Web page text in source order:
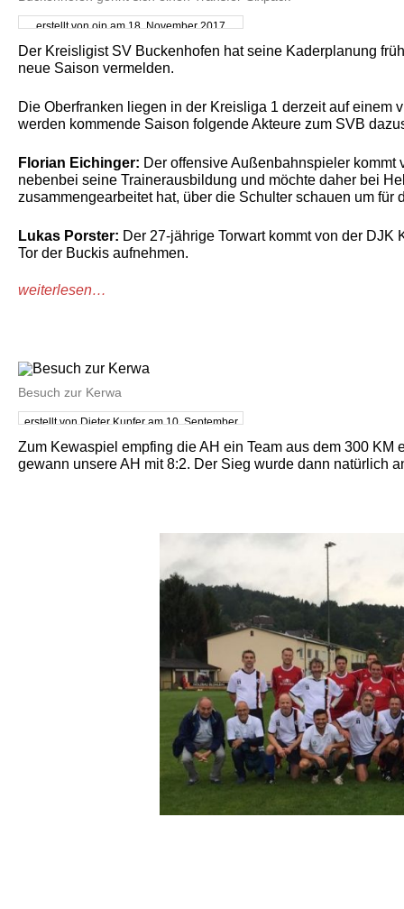
erstellt von oip am 18. November 2017
Der Kreisligist SV Buckenhofen hat seine Kaderplanung
neue Saison vermelden.
Die Oberfranken liegen in der Kreisliga 1 derzeit auf
werden kommende Saison folgende Akteure zum SVB
Florian Eichinger: Der offensive Außenbahnspieler kommt
nebenbei seine Trainerausbildung und möchte daher bei
zusammengearbeitet hat, über die Schulter schauen um für
Lukas Porster: Der 27-jährige Torwart kommt von der
Tor der Buckis aufnehmen.
weiterlesen…
Besuch zur Kerwa
erstellt von Dieter Kupfer am 10. September
Zum Kewaspiel empfing die AH ein Team aus dem 300 KM
gewann unsere AH mit 8:2. Der Sieg wurde dann natürlich